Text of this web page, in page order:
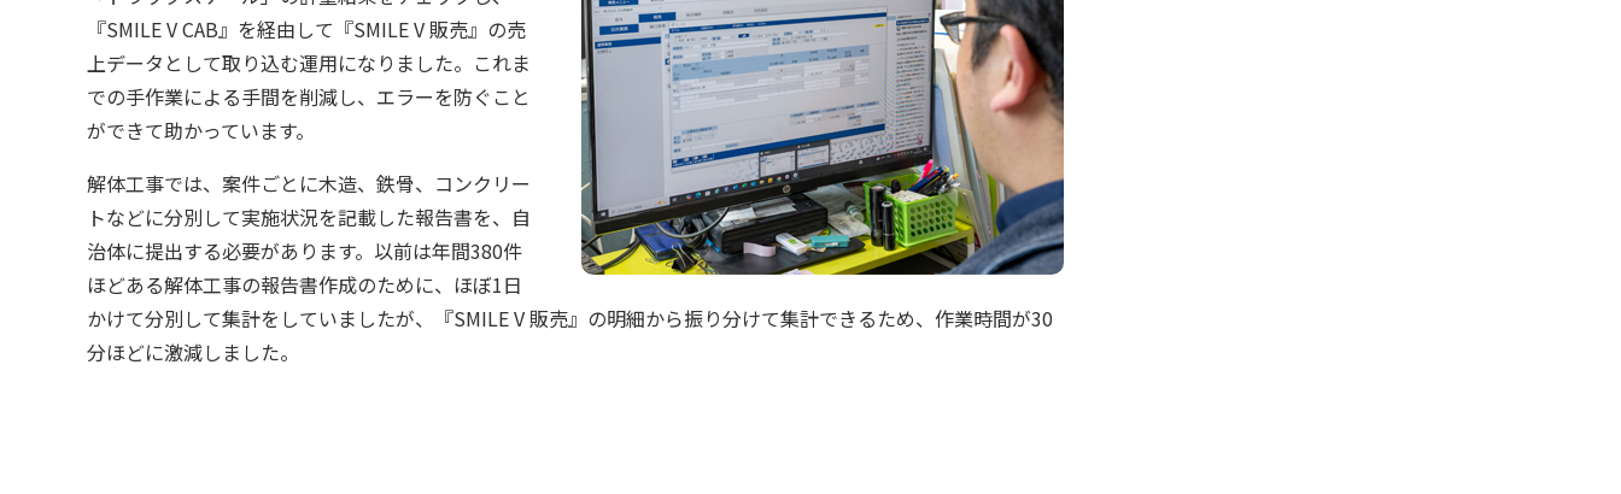
『SMILE V CAB』を経由して『SMILE V 販売』の売
上データとして取り込む運用になりました。これま
での手作業による手間を削減し、エラーを防ぐこと
ができて助かっています。
解体工事では、案件ごとに木造、鉄骨、コンクリー
トなどに分別して実施状況を記載した報告書を、自
治体に提出する必要があります。以前は年間380件
ほどある解体工事の報告書作成のために、ほぼ1日
かけて分別して集計をしていましたが、『SMILE V 販売』の明細から振り分けて集計できるため、作業時間が30
分ほどに激減しました。